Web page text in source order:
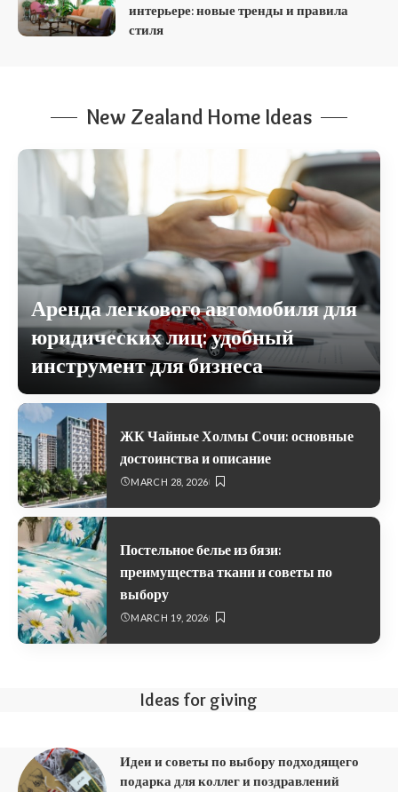
интерьере: новые тренды и правила
стиля
New Zealand Home Ideas
Аренда легкового автомобиля для
юридических лиц: удобный
инструмент для бизнеса
APRIL 4, 2026
ЖК Чайные Холмы Сочи: основные
достоинства и описание
MARCH 28, 2026
Постельное белье из бязи:
преимущества ткани и советы по
выбору
MARCH 19, 2026
Ideas for giving
Идеи и советы по выбору подходящего
подарка для коллег и поздравлений